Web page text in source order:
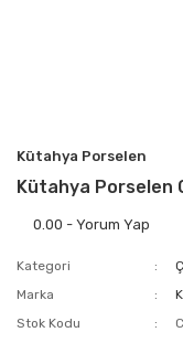
Kütahya Porselen
Kütahya Porselen
0.00 - Yorum Yap
Kategori
Marka
Stok Kodu